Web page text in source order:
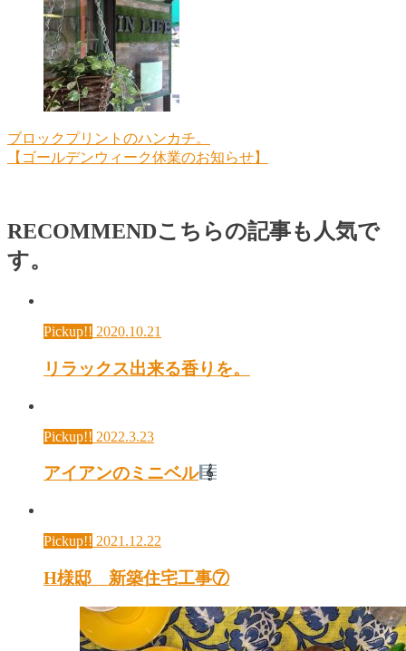
ブロックプリントのハンカチ。
【ゴールデンウィーク休業のお知らせ】
RECOMMENDこちらの記事も人気で
す。
Pickup!! 2020.10.21
リラックス出来る香りを。
Pickup!! 2022.3.23
アイアンのミニベル
Pickup!! 2021.12.22
H様邸 新築住宅工事⑦